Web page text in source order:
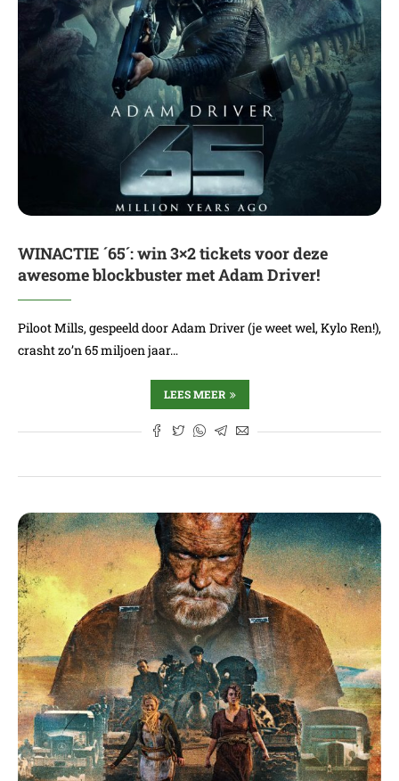
WINACTIE ´65´: win 3×2 tickets voor deze
awesome blockbuster met Adam Driver!
Piloot Mills, gespeeld door Adam Driver (je weet wel, Kylo Ren!),
crasht zo’n 65 miljoen jaar…
LEES MEER